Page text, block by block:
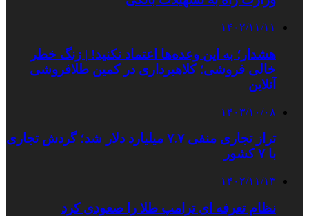
۱۴۰۲/۱۱/۱۱
هشدار؛ به این وعده‌ها اعتماد نکنید! | زنگ خطر
خالی فروشی؛ کلاهبرداری در کمین طلافروشی
آنلاین
۱۴۰۳/۱۰/۰۸
تراز تجاری منفی ۷.۷ میلیارد دلار شد؛ گردش تجاری
با ۷ کشور
۱۴۰۲/۱۱/۱۳
نظام تعرفه ای ترامپ طلا را صعودی کرد